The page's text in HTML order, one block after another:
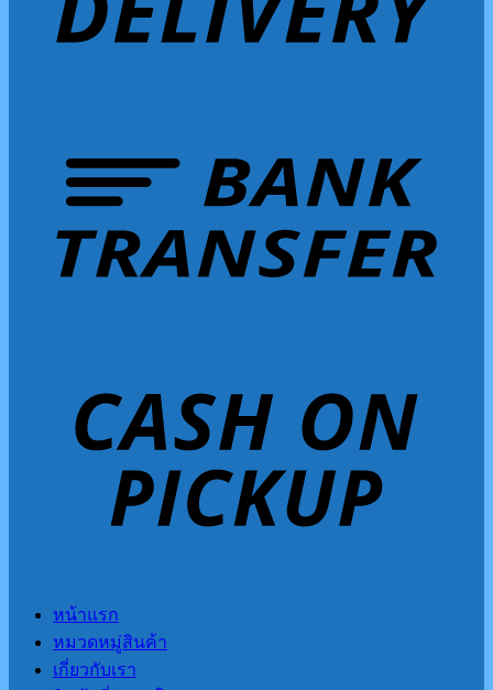
หน้าแรก
หมวดหมู่สินค้า
เกี่ยวกับเรา